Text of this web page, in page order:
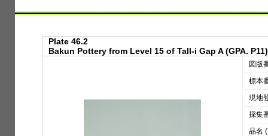
Plate 46.2
Bakun Pottery from Level 15 of Tall-i Gap A (GPA. P11)
図版
標本
現地
採集
品名